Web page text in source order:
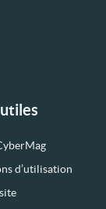
d’utilisation